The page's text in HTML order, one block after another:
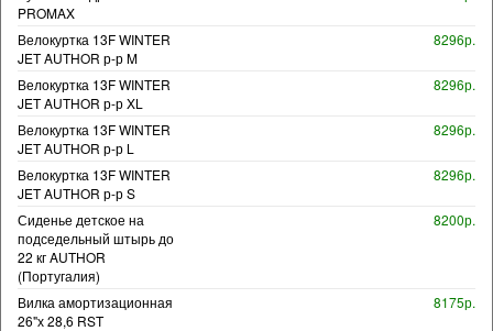
PROMAX
Велокуртка 13F WINTER
JET AUTHOR р-р M
8296р.
Велокуртка 13F WINTER
JET AUTHOR р-р XL
8296р.
Велокуртка 13F WINTER
JET AUTHOR р-р L
8296р.
Велокуртка 13F WINTER
JET AUTHOR р-р S
8296р.
Сиденье детское на
подседельный штырь до
22 кг AUTHOR
(Португалия)
8200р.
Вилка амортизационная
26"х 28,6 RST
8175р.